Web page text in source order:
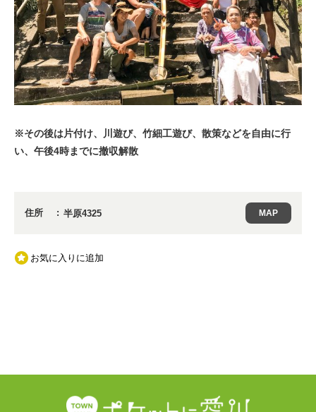
※その後は片付け、川遊び、竹細工遊び、散策などを自由に行
い、午後4時までに撤収解散
住所 半原4325 MAP
お気に入りに追加